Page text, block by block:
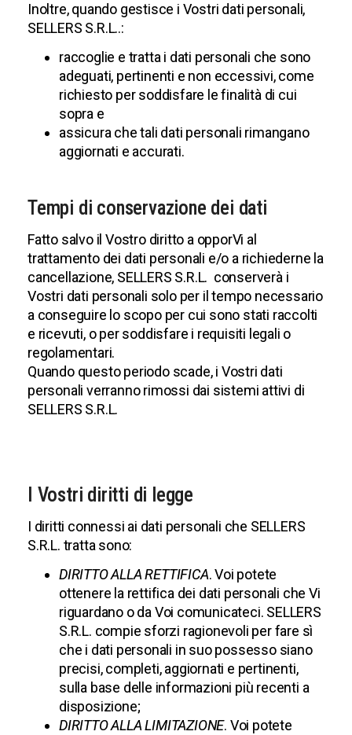
Inoltre, quando gestisce i Vostri dati personali,
SELLERS S.R.L..:
raccoglie e tratta i dati personali che sono
adeguati, pertinenti e non eccessivi, come
richiesto per soddisfare le finalità di cui
sopra e
assicura che tali dati personali rimangano
aggiornati e accurati.
Tempi di conservazione dei dati
Fatto salvo il Vostro diritto a opporVi al
trattamento dei dati personali e/o a richiederne la
cancellazione, SELLERS S.R.L. conserverà i
Vostri dati personali solo per il tempo necessario
a conseguire lo scopo per cui sono stati raccolti
e ricevuti, o per soddisfare i requisiti legali o
regolamentari.
Quando questo periodo scade, i Vostri dati
personali verranno rimossi dai sistemi attivi di
SELLERS S.R.L.
I Vostri diritti di legge
I diritti connessi ai dati personali che SELLERS
S.R.L. tratta sono:
DIRITTO ALLA RETTIFICA. Voi potete
ottenere la rettifica dei dati personali che Vi
riguardano o da Voi comunicateci. SELLERS
S.R.L. compie sforzi ragionevoli per fare sì
che i dati personali in suo possesso siano
precisi, completi, aggiornati e pertinenti,
sulla base delle informazioni più recenti a
disposizione;
DIRITTO ALLA LIMITAZIONE. Voi potete